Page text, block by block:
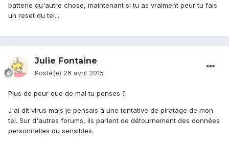
batterie qu'autre chose, maintenant si tu as vraiment peur tu fais
un reset du tel...
Julie Fontaine
Posté(e) 26 avril 2015
Plus de peur que de mal tu penses ?
J'ai dit virus mais je pensais à une tentative de piratage de mon
tel. Sur d'autres forums, ils parlent de détournement des données
personnelles ou sensibles.